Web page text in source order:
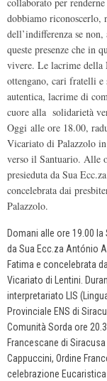
collaborato per
dobbiamo riconoscerlo,
dell’indifferenza se
queste presenze che in
vivere. Le lacrime della
ottengano, cari fratelli e
autentica, lacrime di
cuore alla solidarietà
Oggi alle ore 18.00,
Vicariato di Palazzolo
verso il Santuario. Alle
presieduta da Sua
concelebrata dai
Palazzolo.
Domani alle ore 19.00
da Sua Ecc.za António
Fatima e concelebrata
Vicariato di Lentini.
interpretariato LIS
Provinciale ENS di
Comunità Sorda ore
Francescane di Siracusa
Cappuccini, Ordine
celebrazione